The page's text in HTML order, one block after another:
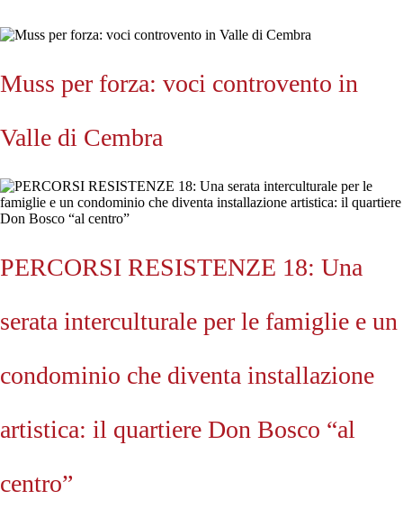
Muss per forza: voci controvento in
Valle di Cembra
PERCORSI RESISTENZE 18: Una
serata interculturale per le famiglie e un
condominio che diventa installazione
artistica: il quartiere Don Bosco “al
centro”